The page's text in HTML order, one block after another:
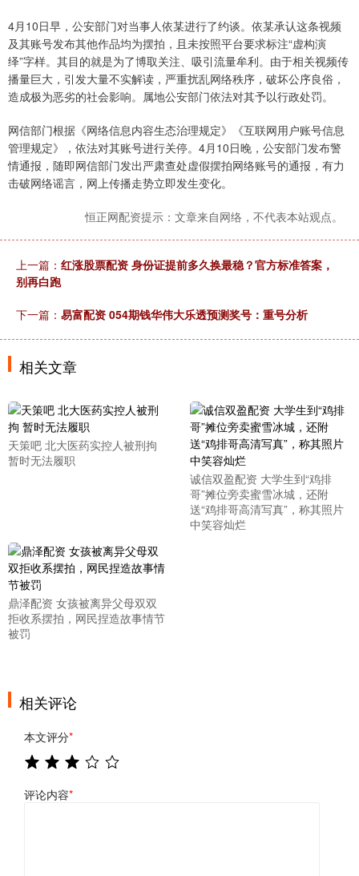
4月10日早，公安部门对当事人依某进行了约谈。依某承认这条视频
及其账号发布其他作品均为摆拍，且未按照平台要求标注“虚构演
绎”字样。其目的就是为了博取关注、吸引流量牟利。由于相关视频传
播量巨大，引发大量不实解读，严重扰乱网络秩序，破坏公序良俗，
造成极为恶劣的社会影响。属地公安部门依法对其予以行政处罚。
网信部门根据《网络信息内容生态治理规定》《互联网用户账号信息
管理规定》，依法对其账号进行关停。4月10日晚，公安部门发布警
情通报，随即网信部门发出严肃查处虚假摆拍网络账号的通报，有力
击破网络谣言，网上传播走势立即发生变化。
恒正网配资提示：文章来自网络，不代表本站观点。
上一篇： 红涨股票配资 身份证提前多久换最稳？官方标准答案，
别再白跑
下一篇： 易富配资 054期钱华伟大乐透预测奖号：重号分析
相关文章
天策吧 北大医药实控人被刑拘
暂时无法履职
诚信双盈配资 大学生到“鸡排
哥”摊位旁卖蜜雪冰城，还附
送“鸡排哥高清写真”，称其照片
中笑容灿烂
鼎泽配资 女孩被离异父母双双
拒收系摆拍，网民捏造故事情节
被罚
相关评论
本文评分*
评论内容*